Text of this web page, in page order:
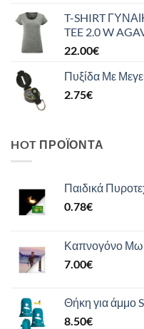
T-SHIRT
TEE 2.0 W
22.00€
Πυξίδα Με
2.75€
HOT ΠΡΟΪΌΝΤΑ
Παιδικά
0.78€
Καπνογόνο
7.00€
Θήκη για άμμο
8.50€